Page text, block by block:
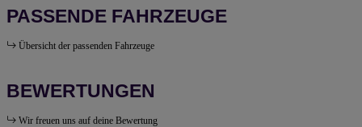
PASSENDE FAHRZEUGE
Übersicht der passenden Fahrzeuge
BEWERTUNGEN
Wir freuen uns auf deine Bewertung